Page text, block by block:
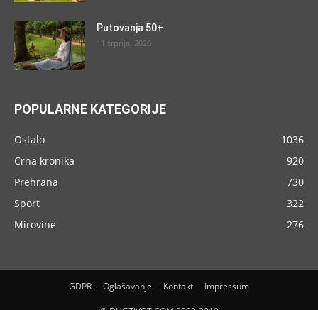
Putovanja 50+
11 srpnja, 2026
POPULARNE KATEGORIJE
Ostalo
1036
Crna kronika
920
Prehrana
730
Sport
322
Mirovine
276
GDPR Oglašavanje Kontakt Impressum